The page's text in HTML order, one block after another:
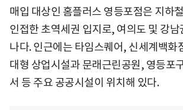
매입 대상인 홈플러스 영등포점은 지하
인접한 초역세권 입지로, 여의도 및 강남
나다. 인근에는 타임스퀘어, 신세계백화
대형 상업시설과 문래근린공원, 영등포
서 등 주요 공공시설이 위치해 있다.